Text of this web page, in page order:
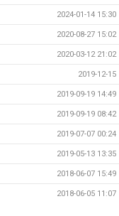
2024-01-14 15:30
2020-08-27 15:02
2020-03-12 21:02
2019-12-15
2019-09-19 14:49
2019-09-19 08:42
2019-07-07 00:24
2019-05-13 13:35
2018-06-07 15:49
2018-06-05 11:07